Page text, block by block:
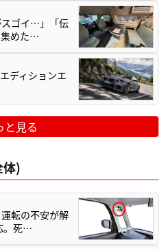
スゴイ…」「伝
集めた…
ディションエ
と見る
体)
転の不安が解
。死…